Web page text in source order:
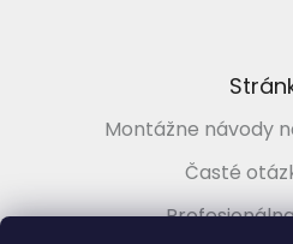
Montážne návody
Časté